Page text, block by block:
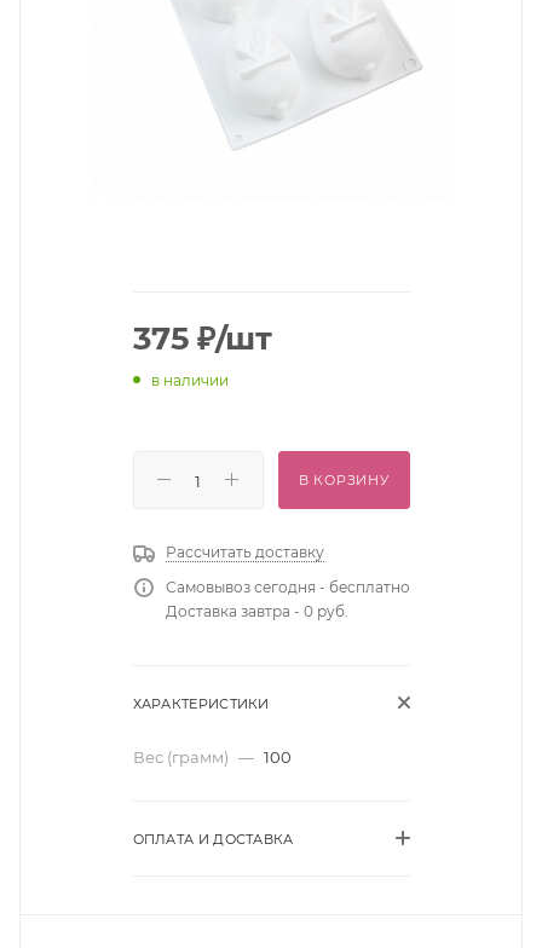
375₽/шт
в наличии
В КОРЗИНУ
Рассчитать доставку
Самовывоз сегодня - бесплатно
Доставка завтра - 0 руб.
ХАРАКТЕРИСТИКИ
Вес (грамм) — 100
ОПЛАТА И ДОСТАВКА